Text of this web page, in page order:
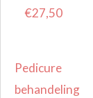
€27,50
Pedicure